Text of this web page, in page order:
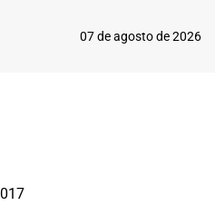
07 de agosto de 2026